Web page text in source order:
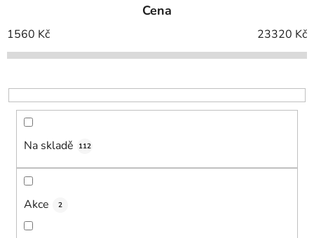
í
p
o
d
Cena
1560 Kč 23320 Kč
Na skladě 112
Akce 2